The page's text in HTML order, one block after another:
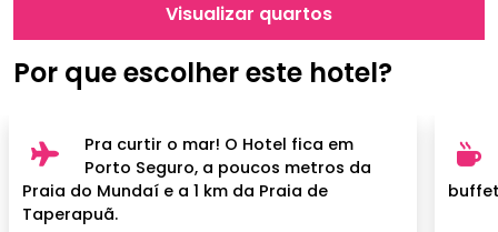
Por que escolher este hotel?
Pra curtir o mar! O Hotel fica em
Porto Seguro, a poucos metros da
Praia do Mundaí e a 1 km da Praia de
Taperapuã.
Visualizar quartos